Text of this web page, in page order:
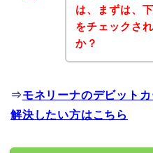
は、まずは、
をチェックさ
か？
⇒モネリーナのデビット
解決したい方はこちら